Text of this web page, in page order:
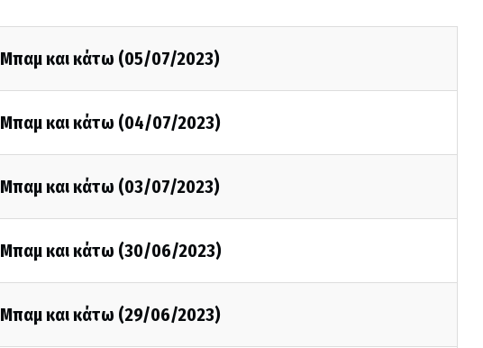
Μπαμ και κάτω (05/07/2023)
Μπαμ και κάτω (04/07/2023)
Μπαμ και κάτω (03/07/2023)
Μπαμ και κάτω (30/06/2023)
Μπαμ και κάτω (29/06/2023)